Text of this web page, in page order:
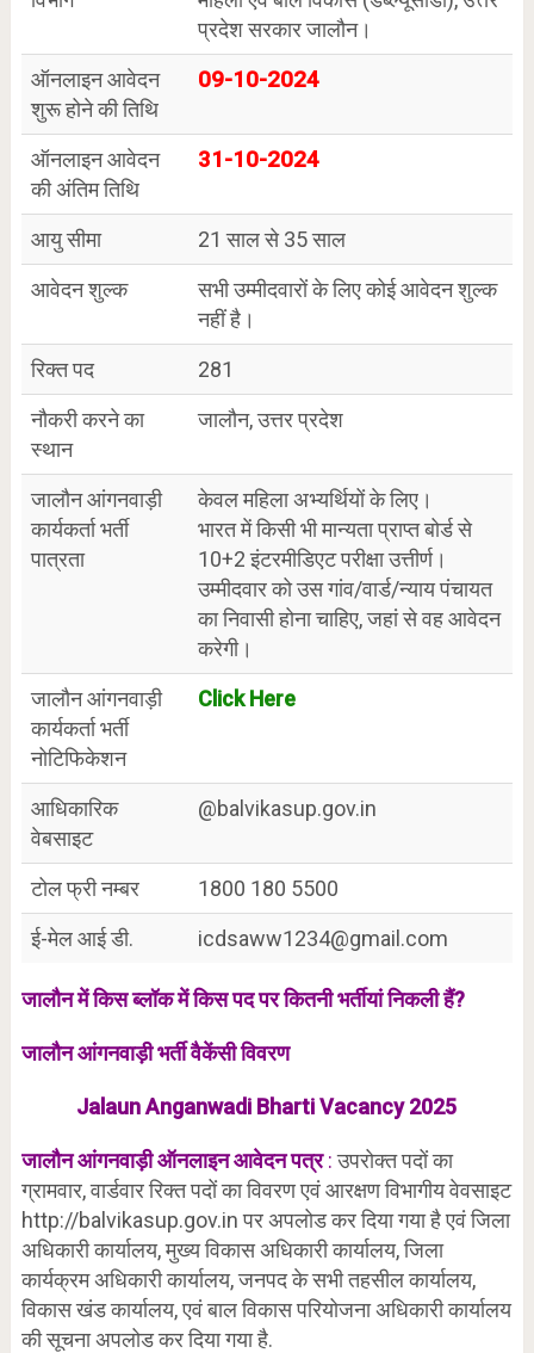
प्रदेश सरकार जालौन।
ऑनलाइन आवेदन
शुरू होने की तिथि
09-10-2024
ऑनलाइन आवेदन
की अंतिम तिथि
31-10-2024
आयु सीमा
21 साल से 35 साल
आवेदन शुल्क
सभी उम्मीदवारों के लिए कोई आवेदन शुल्क
नहीं है।
रिक्त पद
281
नौकरी करने का
स्थान
जालौन, उत्तर प्रदेश
जालौन आंगनवाड़ी
कार्यकर्ता भर्ती
पात्रता
केवल महिला अभ्यर्थियों के लिए।
भारत में किसी भी मान्यता प्राप्त बोर्ड से
10+2 इंटरमीडिएट परीक्षा उत्तीर्ण।
उम्मीदवार को उस गांव/वार्ड/न्याय पंचायत
का निवासी होना चाहिए, जहां से वह आवेदन
करेगी।
जालौन आंगनवाड़ी
कार्यकर्ता भर्ती
नोटिफिकेशन
Click Here
आधिकारिक
वेबसाइट
@balvikasup.gov.in
टोल फ्री नम्बर
1800 180 5500
ई-मेल आई डी.
icdsaww1234@gmail.com
जालौन में किस ब्लॉक में किस पद पर कितनी भर्तीयां निकली हैं?
जालौन आंगनवाड़ी भर्ती वैकेंसी विवरण
Jalaun Anganwadi Bharti Vacancy 2025
जालौन आंगनवाड़ीऑनलाइनआवेदन पत्र:उपरोक्त पदों का
ग्रामवार, वार्डवार रिक्त पदों का विवरण एवं आरक्षण विभागीय वेवसाइट
http://balvikasup.gov.in पर अपलोड कर दिया गया है एवं जिला
अधिकारी कार्यालय, मुख्य विकास अधिकारी कार्यालय, जिला
कार्यक्रम अधिकारी कार्यालय, जनपद के सभी तहसील कार्यालय,
विकास खंड कार्यालय, एवं बाल विकास परियोजना अधिकारी कार्यालय
की सूचना अपलोड कर दिया गया है.